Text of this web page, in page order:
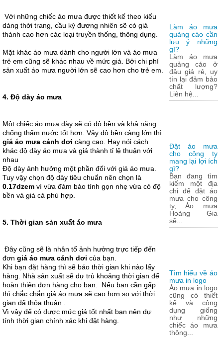
Với những chiếc áo mưa được thiết kế theo kiểu
dáng thời trang, cầu kỳ đương nhiên sẽ có giá
thành cao hơn các loại truyền thống, thông dụng.
Mặt khác áo mưa dành cho người lớn và áo mưa
trẻ em cũng sẽ khác nhau về mức giá. Bởi chi phí
sản xuất áo mưa người lớn sẽ cao hơn cho trẻ em.
4. Độ dày áo mưa
Một chiếc áo mưa dày sẽ có độ bền và khả năng
chống thấm nước tốt hơn. Vậy độ bền càng lớn thì
giá áo mưa cánh dơi càng cao. Hay nói cách
khác độ dày áo mưa và giá thành tỉ lệ thuận với
nhau
Độ dày ảnh hưởng một phần đối với giá áo mưa.
Tuy vậy chọn độ dày tiêu chuẩn nên chọn là
0.17dzem vì vừa đảm bảo tính gọn nhẹ vừa có độ
bền và giá cả phù hợp.
5. Thời gian sản xuất áo mưa
Đây cũng sẽ là nhân tố ảnh hưởng trực tiếp đến
đơn giá áo mưa cánh dơi của bạn.
Khi bạn đặt hàng thì sẽ báo thời gian khi nào lấy
hàng. Nhà sản xuất sẽ dự trù khoảng thời gian để
hoàn thiện đơn hàng cho bạn. Nếu bạn cần gấp
thì chắc chắn giá áo mưa sẽ cao hơn so với thời
gian đã thỏa thuận .
Vì vậy để có được mức giá tốt nhất bạn nên dự
tính thời gian chính xác khi đặt hàng.
Làm áo mưa
quảng cáo cần
lưu ý những
gì?
Làm áo mưa
quảng cáo ở
đâu giá rẻ, uy
tín lại đảm bảo
chất lượng?
Liên hệ...
Đặt áo mưa
cho công ty
mang lại lợi ích
gì?
Bạn đang tìm
kiếm một địa
chỉ để đặt áo
mưa cho công
ty, Áo mưa
Hoàng Gia
sẽ...
Tìm hiểu về áo
mưa in logo
Áo mưa in logo
cũng có thiết
kế và công
dụng giống
như những
chiếc áo mưa
thông...